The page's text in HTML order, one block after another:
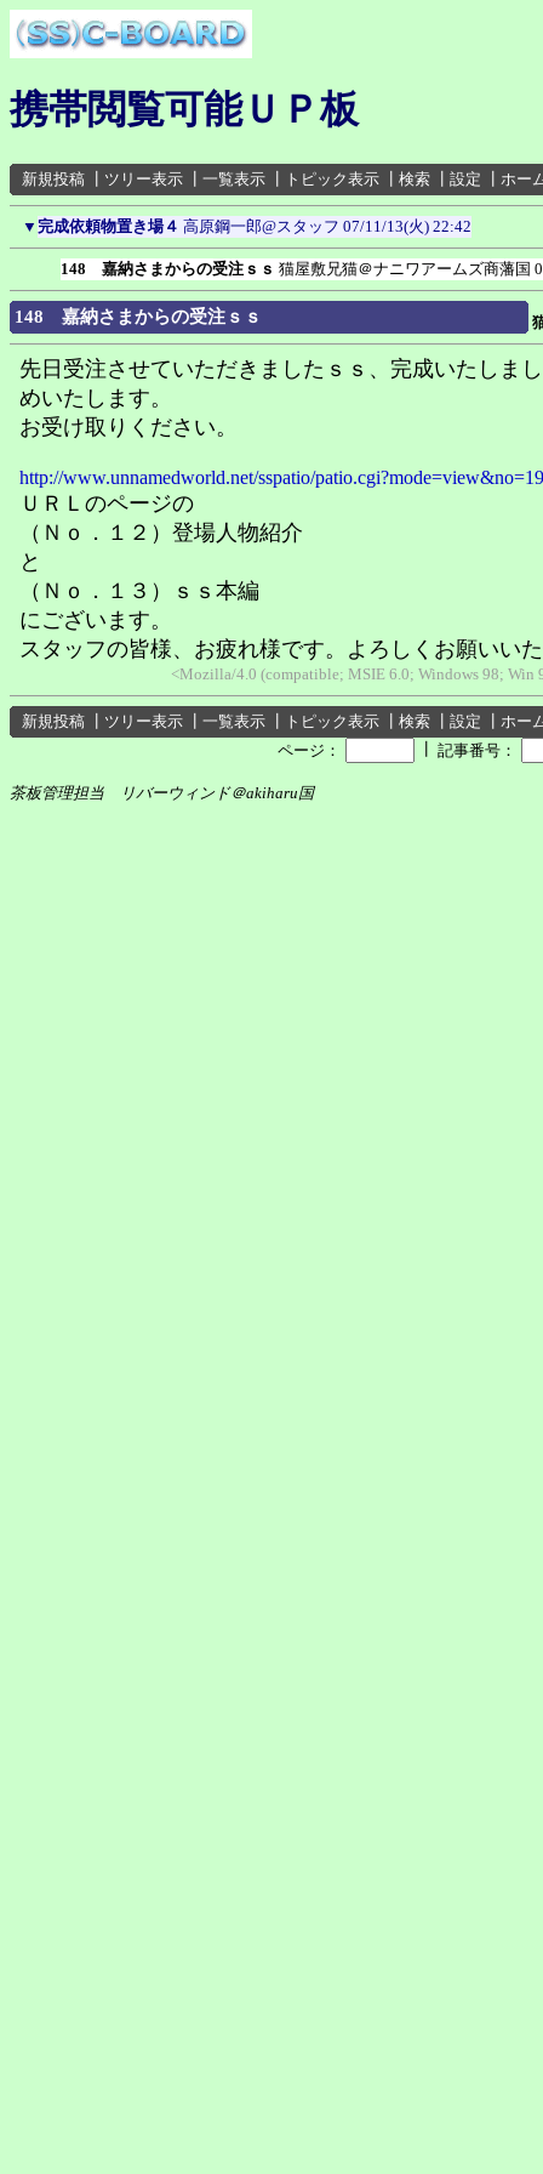
携帯閲覧可能ＵＰ板
新規投稿 ツリー表示 一覧表示 トピック表示 検索 設定 ホー
▼ 完成依頼物置き場４ 高原鋼一郎@スタッフ 07/11/13(火) 22:42
148 嘉納さまからの受注ｓｓ 猫屋敷兄猫＠ナニワアームズ商藩国
148 嘉納さまからの受注ｓｓ
先日受注させていただきましたｓｓ、完成いたしま
めいたします。
お受け取りください。
http://www.unnamedworld.net/sspatio/
ＵＲＬのページの
（Ｎｏ．１２）登場人物紹介
と
（Ｎｏ．１３）ｓｓ本編
にございます。
スタッフの皆様、お疲れ様です。よろしくお願いい
<Mozilla/4.0 (compatible; MSIE 6.0; Windows 98;
新規投稿 ツリー表示 一覧表示 トピック表示 検索 設定
ホー
ページ：
記事番号：
茶板管理担当 リバーウィンド＠akiharu国